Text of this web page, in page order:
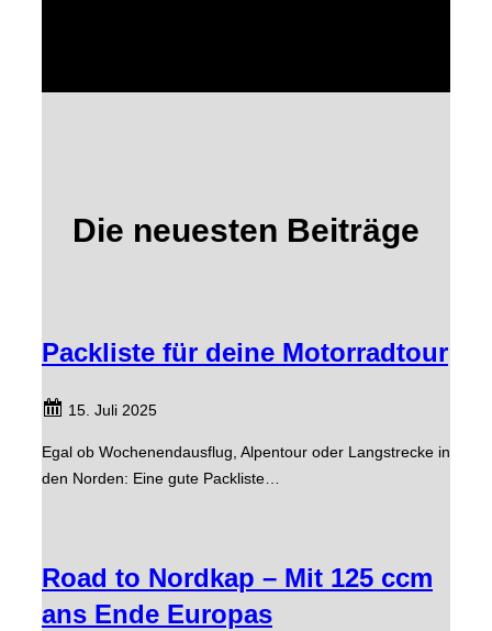
Die neuesten Beiträge
Packliste für deine Motorradtour
15. Juli 2025
Egal ob Wochenendausflug, Alpentour oder Langstrecke in
den Norden: Eine gute Packliste…
Road to Nordkap – Mit 125 ccm
ans Ende Europas